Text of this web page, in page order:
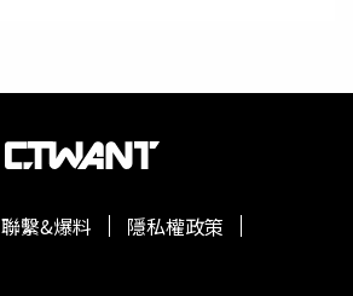
聯繫&爆料
隱私權政策